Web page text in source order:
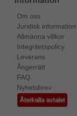
Om oss
Juridisk information
Allmänna villkor
Integritetspolicy
Leverans
Ångerrätt
FAQ
Nyhetsbrev
Återkalla avtalet